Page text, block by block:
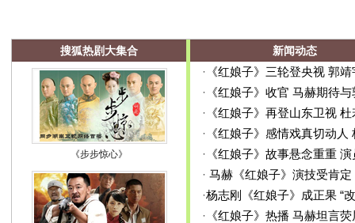
搜狐热剧大集合
《步步惊心》
新闻动态
· 《红娘子》三轮登央视 郭
· 《红娘子》收官 马赫期待
· 《红娘子》再登山东卫视
· 《红娘子》感情戏真切动
· 《红娘子》故事悬念重重
· 马赫《红娘子》演技受肯
·杨志刚《红娘子》成正果 “
· 《红娘子》热播 马赫坦言